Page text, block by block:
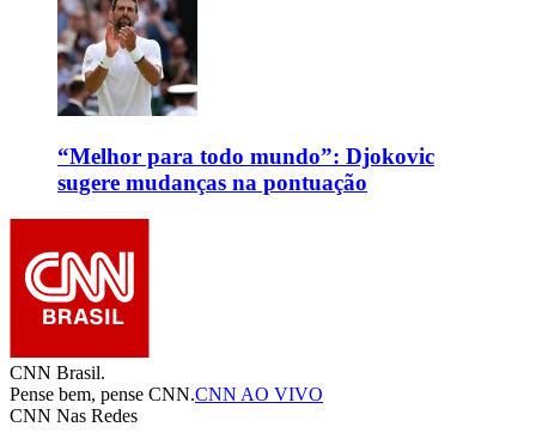
“Melhor para todo mundo”: Djokovic
sugere mudanças na pontuação
CNN Brasil.
Pense bem, pense CNN.CNN AO VIVO
CNN Nas Redes